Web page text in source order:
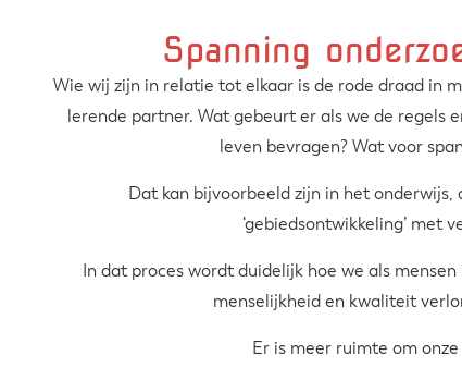
Spanning
Wie wij zijn in relatie tot elkaar is de rode draad in
lerende partner. Wat gebeurt er als we de regels
leven bevragen? Wat voor
Dat kan bijvoorbeeld zijn in het
‘gebiedsontwikkeling’ met
In dat proces wordt duidelijk hoe we als
menselijkheid en kwaliteit
Er is meer ruimte om